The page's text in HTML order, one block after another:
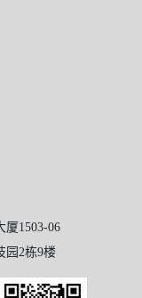
1503-06
园2栋9楼